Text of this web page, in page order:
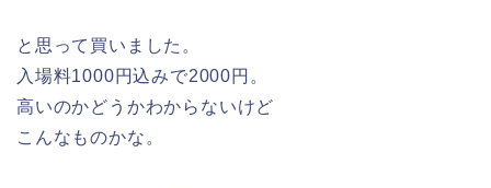
と思って買いました。
入場料1000円込みで2000円。
高いのかどうかわからないけど
こんなものかな。